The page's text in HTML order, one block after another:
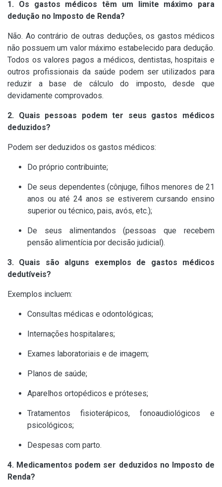
1. Os gastos médicos têm um limite máximo para
dedução no Imposto de Renda?
Não. Ao contrário de outras deduções, os gastos médicos
não possuem um valor máximo estabelecido para dedução.
Todos os valores pagos a médicos, dentistas, hospitais e
outros profissionais da saúde podem ser utilizados para
reduzir a base de cálculo do imposto, desde que
devidamente comprovados.
2. Quais pessoas podem ter seus gastos médicos
deduzidos?
Podem ser deduzidos os gastos médicos:
Do próprio contribuinte;
De seus dependentes (cônjuge, filhos menores de 21
anos ou até 24 anos se estiverem cursando ensino
superior ou técnico, pais, avós, etc.);
De seus alimentandos (pessoas que recebem
pensão alimentícia por decisão judicial).
3. Quais são alguns exemplos de gastos médicos
dedutíveis?
Exemplos incluem:
Consultas médicas e odontológicas;
Internações hospitalares;
Exames laboratoriais e de imagem;
Planos de saúde;
Aparelhos ortopédicos e próteses;
Tratamentos fisioterápicos, fonoaudiológicos e
psicológicos;
Despesas com parto.
4. Medicamentos podem ser deduzidos no Imposto de
Renda?